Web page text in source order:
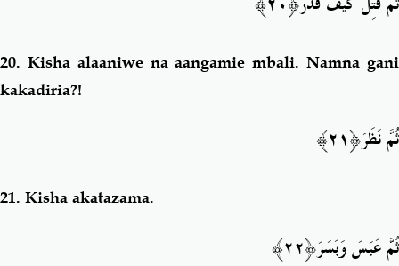
20. Kisha alaaniwe na aangamie mbali. Namna gani
kakadiria?!
ثُمَّ نَظَرَ﴿٢١﴾
21. Kisha akatazama.
ثُمَّ عَبَسَ وَبَسَرَ﴿٢٢﴾